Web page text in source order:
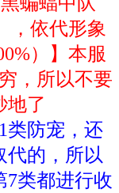
，依代形象
）】本服
，所以不要
地了
类防宠，还
代的，所以
7类都进行收